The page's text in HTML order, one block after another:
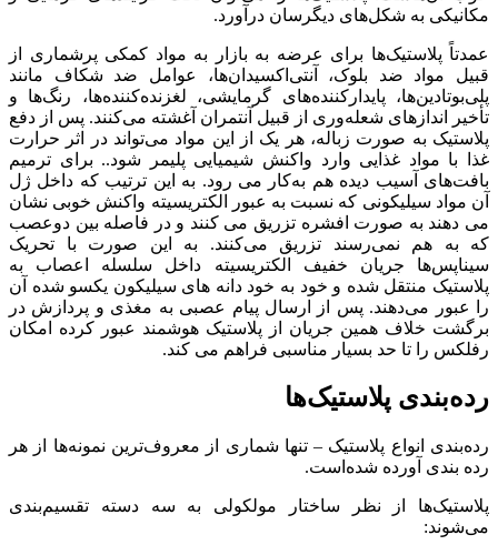
مکانیکی به شکل‌های دیگرسان درآورد.
عمدتاً پلاستیک‌ها برای عرضه به بازار به مواد کمکی پرشماری از
قبیل مواد ضد بلوک، آنتی‌اکسیدان‌‌ها، عوامل ضد شکاف مانند
پلی‌بوتادین‌‌ها، پایدارکننده‌های گرمایشی، لغزنده‌کننده‌ها، رنگ‌ها و
تأخیر اندازهای شعله‌وری از قبیل آنتمران آغشته می‌کنند. پس از دفع
پلاستیک به صورت زباله، هر یک از این مواد می‌تواند در اثر حرارت
غذا با مواد غذایی وارد واکنش شیمیایی پلیمر شود.. برای ترمیم
بافت‌های آسیب دیده هم به‌کار می رود. به این ترتیب که داخل ژل
آن مواد سیلیکونی که نسبت به عبور الکتریسیته واکنش خوبی نشان
می دهند به صورت افشره تزریق می کنند و در فاصله بین دوعصب
که به هم نمی‌رسند تزریق می‌کنند. به این صورت با تحریک
سیناپس‌ها جریان خفیف الکتریسیته داخل سلسله اعصاب به
پلاستیک منتقل شده و خود به خود دانه های سیلیکون یکسو شده آن
را عبور می‌دهند. پس از ارسال پیام عصبی به مغذی و پردازش در
برگشت خلاف همین جریان از پلاستیک هوشمند عبور کرده امکان
رفلکس را تا حد بسیار مناسبی فراهم می کند.
رده‌بندی پلاستیک‌ها
رده‌بندی انواع پلاستیک – تنها شماری از معروف‌ترین نمونه‌ها از هر
رده بندی آورده شده‌است.
پلاستیک‌ها از نظر ساختار مولکولی به سه دسته تقسیم‌بندی
می‌شوند: